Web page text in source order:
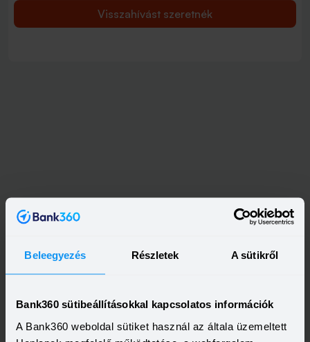
Beleegyezés Részletek A sütikről
Bank360 sütibeállításokkal kapcsolatos információk
A Bank360 weboldal sütiket használ az általa üzemeltett
Visszahívást szeretnék
MagNet Bank bankfiókok Budapest
településen